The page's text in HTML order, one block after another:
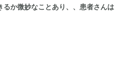
るか微妙なことあり、、患者さんは